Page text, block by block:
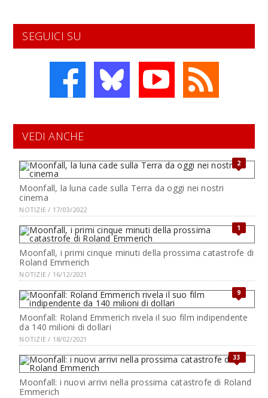
SEGUICI SU
VEDI ANCHE
2
Moonfall, la luna cade sulla Terra da oggi nei nostri
cinema
NOTIZIE / 17/03/2022
1
Moonfall, i primi cinque minuti della prossima catastrofe di
Roland Emmerich
NOTIZIE / 16/12/2021
9
Moonfall: Roland Emmerich rivela il suo film indipendente
da 140 milioni di dollari
NOTIZIE / 18/02/2021
33
Moonfall: i nuovi arrivi nella prossima catastrofe di Roland
Emmerich